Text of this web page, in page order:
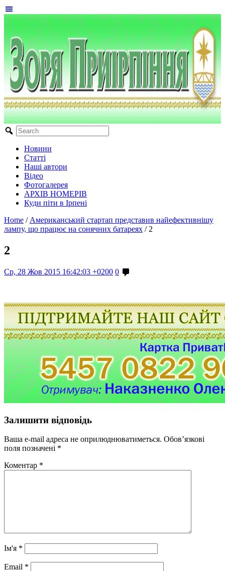
Новини
Статті
Наші автори
Відео
Фотогалерея
АРХІВ НОМЕРІВ
Куди піти в Ірпені
Home / Американський стартап представив найефективнішу
лампу, що працює на сонячних батареях / 2
2
Ср, 28 Жов 2015 16:42:03 +0200 0
Залишити відповідь
Ваша e-mail адреса не оприлюднюватиметься. Обов’язкові
поля позначені *
Коментар *
Ім'я *
Email *